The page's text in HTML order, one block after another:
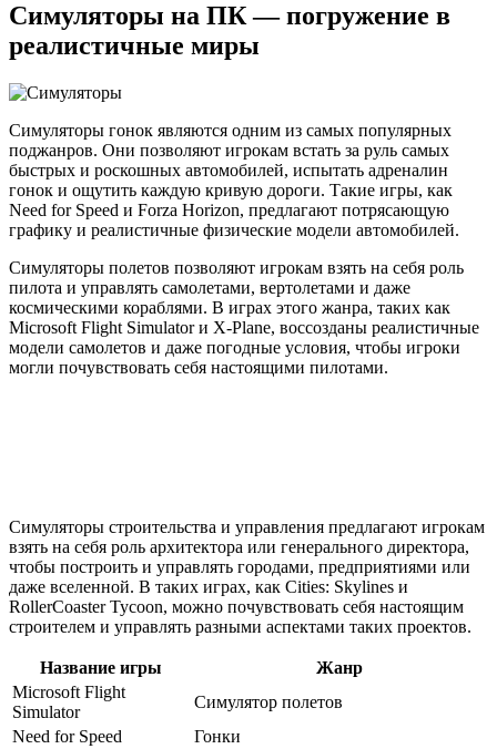
Симуляторы на ПК — погружение в
реалистичные миры
Симуляторы гонок являются одним из самых популярных
поджанров. Они позволяют игрокам встать за руль самых
быстрых и роскошных автомобилей, испытать адреналин
гонок и ощутить каждую кривую дороги. Такие игры, как
Need for Speed и Forza Horizon, предлагают потрясающую
графику и реалистичные физические модели автомобилей.
Симуляторы полетов позволяют игрокам взять на себя роль
пилота и управлять самолетами, вертолетами и даже
космическими кораблями. В играх этого жанра, таких как
Microsoft Flight Simulator и X-Plane, воссозданы реалистичные
модели самолетов и даже погодные условия, чтобы игроки
могли почувствовать себя настоящими пилотами.
Симуляторы строительства и управления предлагают игрокам
взять на себя роль архитектора или генерального директора,
чтобы построить и управлять городами, предприятиями или
даже вселенной. В таких играх, как Cities: Skylines и
RollerCoaster Tycoon, можно почувствовать себя настоящим
строителем и управлять разными аспектами таких проектов.
Название игры
Жанр
Microsoft Flight
Simulator
Симулятор полетов
Need for Speed
Гонки